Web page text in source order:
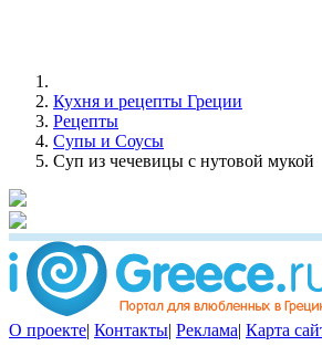
Кухня и рецепты Греции
Рецепты
Супы и Соусы
Суп из чечевицы с нутовой мукой
О проекте| Контакты| Реклама| Карта